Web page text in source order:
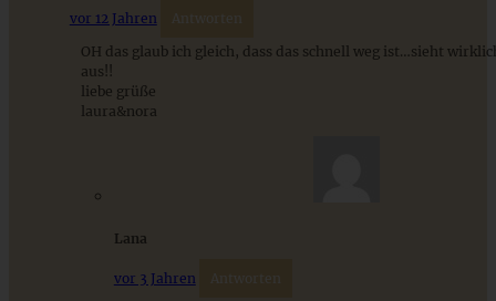
Einfache Sauerteigbrötchen mit Leinsamen - knusprig,
saftig und gelingsicher
vor 12 Jahren Antworten
OH das glaub ich gleich, dass das schnell weg ist…sieht
aus!!
liebe grüße
laura&nora
Lana
vor 3 Jahren Antworten